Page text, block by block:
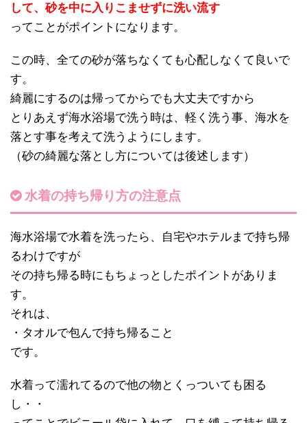
して、砂を中に入りこませずに洗い流す
ってことがポイントになります。
この時、全ての砂が落ちなくても心配しなくて良いで
す。
綺麗にするのは帰ってからでも大丈夫ですから
とりあえず海水浴場で洗う時は、軽く洗う事、海水を
落とす事を考えて洗うようにします。
（砂の綺麗な落とし方については後述します）
水着の持ち帰り方の注意点
海水浴場で水着を洗ったら、自宅やホテルまで持ち帰
るわけですが
その持ち帰る時にもちょっとしたポイントがありま
す。
それは、
・タオルで包んで持ち帰ること
です。
水着って濡れてるので他の物とくっついても困る
し・・